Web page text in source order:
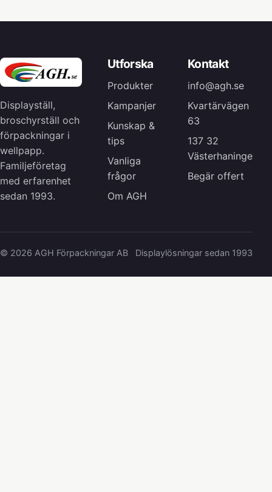
Displayställ,
broschyrställ och
förpackningar i
wellpapp.
Familjeföretag
med erfarenhet
sedan 1993.
Utforska
Produkter
Kampanjer
Kunskap &
tips
Vanliga
frågor
Om AGH
Kontakt
info@agh.se
Kvartärvägen
63
137 32
Västerhaninge
Begär offert
© 2026 AGH Förpackningar AB Displaylösningar sedan 1993